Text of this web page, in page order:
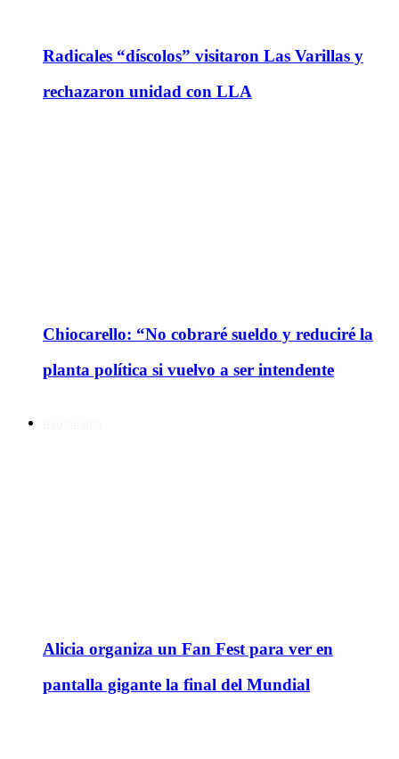
Radicales “díscolos” visitaron Las Varillas y
rechazaron unidad con LLA
Chiocarello: “No cobraré sueldo y reduciré la
planta política si vuelvo a ser intendente
Alicia organiza un Fan Fest para ver en
pantalla gigante la final del Mundial